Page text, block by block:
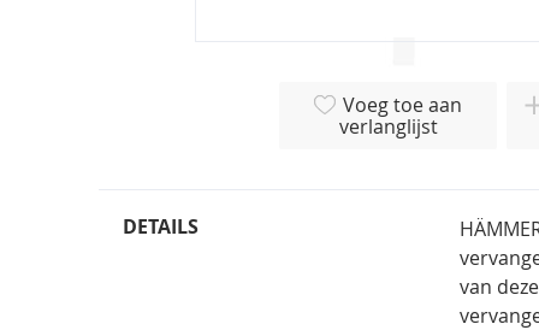
afbeeldingen-
gallerij
Voeg toe aan
verlanglijst
DETAILS
van